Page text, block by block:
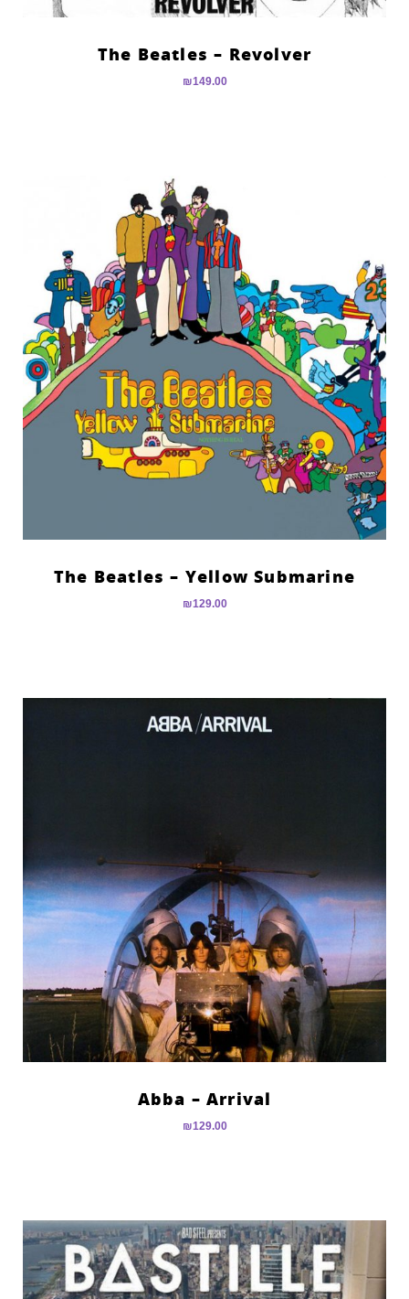
The Beatles – Revolver
₪149.00
The Beatles – Yellow Submarine
₪129.00
Abba – Arrival
₪129.00